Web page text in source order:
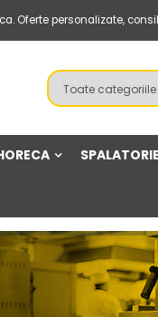
Oferte personalizate,